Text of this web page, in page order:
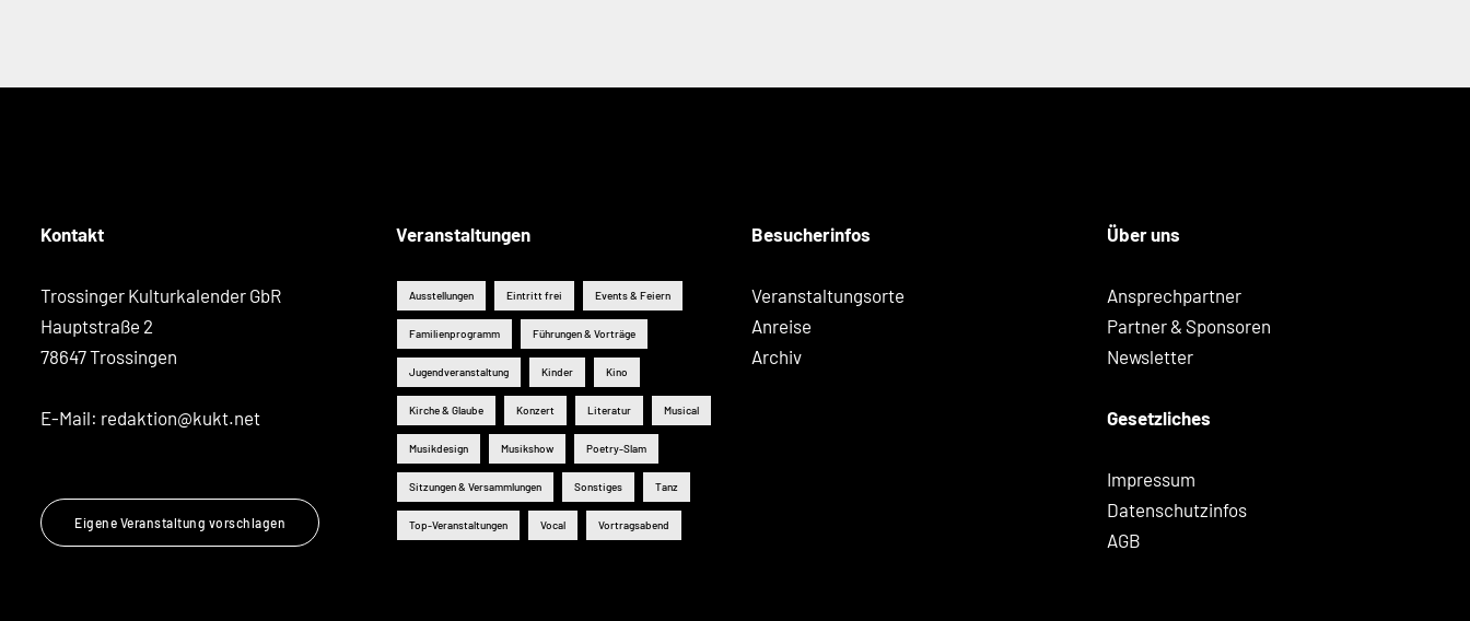
Kontakt
Trossinger Kulturkalender GbR
Hauptstraße 2
78647 Trossingen
E-Mail: redaktion@kukt.net
Eigene Veranstaltung vorschlagen
Veranstaltungen
Ausstellungen Eintritt frei Events & Feiern
Familienprogramm Führungen & Vorträge
Jugendveranstaltung Kinder Kino
Kirche & Glaube Konzert Literatur Musical
Musikdesign Musikshow Poetry-Slam
Sitzungen & Versammlungen Sonstiges Tanz
Top-Veranstaltungen Vocal Vortragsabend
Besucherinfos
Veranstaltungsorte
Anreise
Archiv
Über uns
Ansprechpartner
Partner & Sponsoren
Newsletter
Gesetzliches
Impressum
Datenschutzinfos
AGB